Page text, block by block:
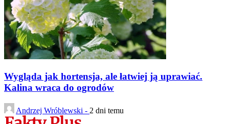
Wygląda jak hortensja, ale łatwiej ją uprawiać.
Kalina wraca do ogrodów
Andrzej Wróblewski - 2 dni temu